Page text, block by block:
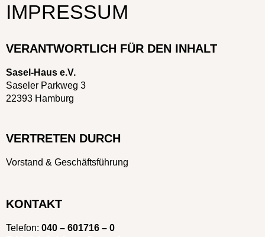
IMPRESSUM
VERANTWORTLICH FÜR DEN INHALT
Sasel-Haus e.V.
Saseler Parkweg 3
22393 Hamburg
VERTRETEN DURCH
Vorstand & Geschäftsführung
KONTAKT
Telefon: 040 – 601716 – 0